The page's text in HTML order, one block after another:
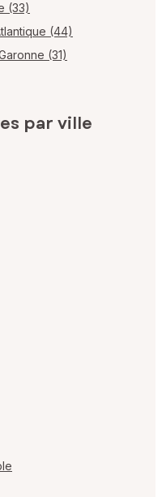
(33)
(44)
(31)
par ville